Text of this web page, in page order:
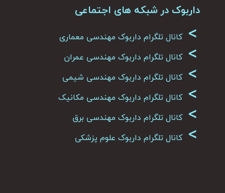
داربوک در شبکه های اجتماعی
> کانال تلگرام داربوک مهندسی معماری
> کانال تلگرام داربوک مهندسی عمران
> کانال تلگرام داربوک مهندسی شیمی
> کانال تلگرام داربوک مهندسی مکانیک
> کانال تلگرام داربوک مهندسی برق
> کانال تلگرام داربوک علوم پزشکی